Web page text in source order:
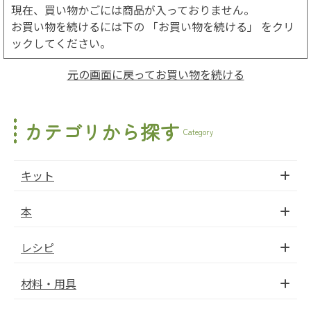
現在、買い物かごには商品が入っておりません。
お買い物を続けるには下の 「お買い物を続ける」 をクリ
ックしてください。
元の画面に戻ってお買い物を続ける
カテゴリから探す Category
キット
本
レシピ
材料・用具